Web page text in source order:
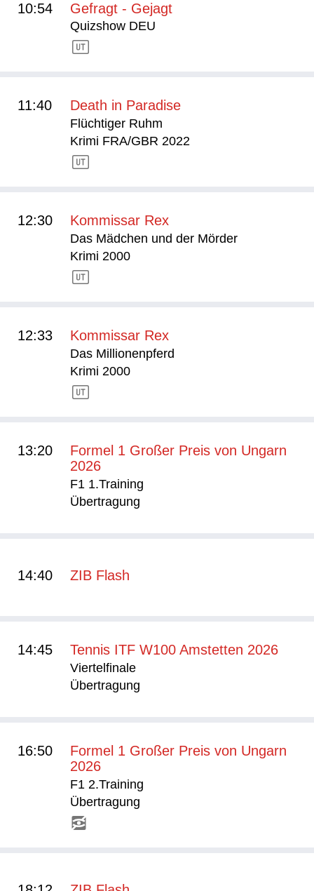
10:54 Gefragt - Gejagt
Quizshow DEU
11:40 Death in Paradise
Flüchtiger Ruhm
Krimi FRA/GBR 2022
12:30 Kommissar Rex
Das Mädchen und der Mörder
Krimi 2000
12:33 Kommissar Rex
Das Millionenpferd
Krimi 2000
13:20
Formel 1 Großer Preis von Ungarn
2026
F1 1.Training
Übertragung
14:40 ZIB Flash
14:45 Tennis ITF W100 Amstetten 2026
Viertelfinale
Übertragung
16:50
Formel 1 Großer Preis von Ungarn
2026
F1 2.Training
Übertragung